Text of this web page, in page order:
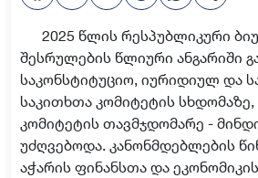
2025 წლის რესპუბლიკური
შესრულების წლიური ანგარიში
საკონსტიტუციო, იურიდიულ და
საკითხთა კომიტეტის
კომიტეტის თავმჯდომარე -
უძღვებოდა. კანონმდებლების
აჭარის ფინანსთა და